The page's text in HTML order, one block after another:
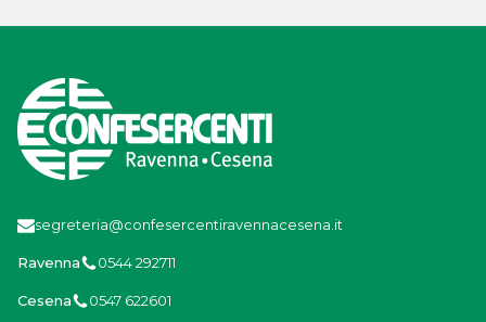
segreteria@confesercentiravennacesena.it
Ravenna 0544 292711
Cesena 0547 622601